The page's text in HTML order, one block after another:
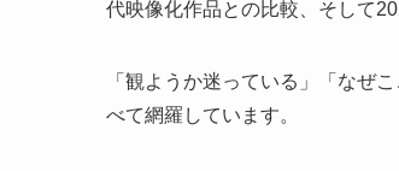
代映像化作品との比較、そして
「観ようか迷っている」「なぜ
べて網羅しています。